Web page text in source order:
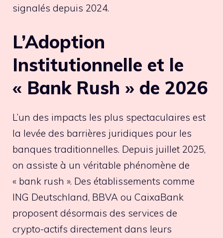
signalés depuis 2024.
L’Adoption
Institutionnelle et le
« Bank Rush » de 2026
L’un des impacts les plus spectaculaires est
la levée des barrières juridiques pour les
banques traditionnelles. Depuis juillet 2025,
on assiste à un véritable phénomène de
« bank rush ». Des établissements comme
ING Deutschland, BBVA ou CaixaBank
proposent désormais des services de
crypto-actifs directement dans leurs